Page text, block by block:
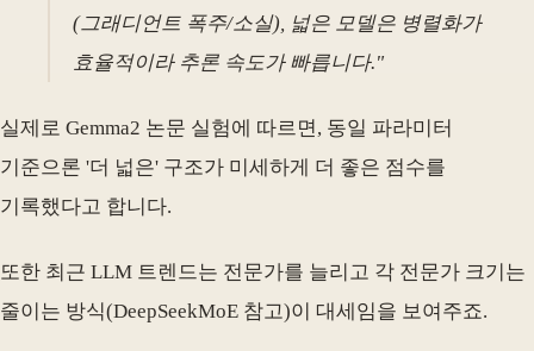
(그래디언트 폭주/소실), 넓은 모델은 병렬화가
효율적이라 추론 속도가 빠릅니다."
실제로 Gemma2 논문 실험에 따르면, 동일 파라미터
기준으론 '더 넓은' 구조가 미세하게 더 좋은 점수를
기록했다고 합니다.
또한 최근 LLM 트렌드는 전문가를 늘리고 각 전문가 크기는
줄이는 방식(DeepSeekMoE 참고)이 대세임을 보여주죠.